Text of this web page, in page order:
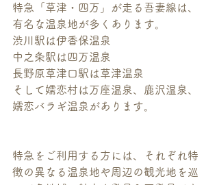
特急「草津・四万」が走る吾妻線は、
有名な温泉地が多くあります。
渋川駅は伊香保温泉
中之条駅は四万温泉
長野原草津口駅は草津温泉
そして嬬恋村は万座温泉、鹿沢温泉、
嬬恋バラギ温泉があります。
特急をご利用する方には、それぞれ特
徴の異なる温泉地や周辺の観光地を巡